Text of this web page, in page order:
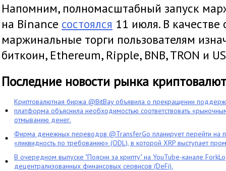
Напомним, полномасштабный запуск
на Binance состоялся 11 июля. В качестве
маржинальные торги пользователям
биткоин, Ethereum, Ripple, BNB, TRON и
Последние новости рынка криптовалют
Криптовалютная биржа @BitBay объявила о прекращении
платформа объяснила необходимостью соответствовать
отмыванию денег.
Фирма денежных переводов @TransferGo планирует перейти на
«ликвидность по требованию» (ODL), в которой XRP выступает
В очередном выпуске "Поясни за крипту" на YouTube-канале
децентрализованных финансовых сервисов (DeFi).